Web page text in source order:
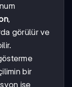
,
görülür ve
bir
ise